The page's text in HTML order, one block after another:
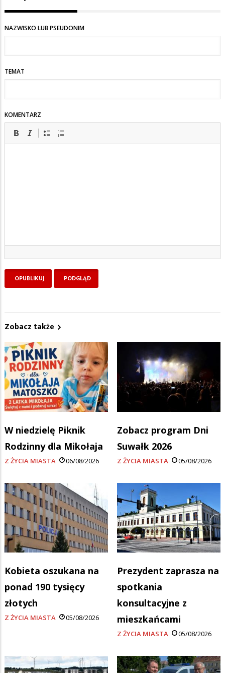
NAZWISKO LUB PSEUDONIM
TEMAT
KOMENTARZ
Zobacz także
W niedzielę Piknik
Rodzinny dla Mikołaja
Z ŻYCIA MIASTA 06/08/2026
Zobacz program Dni
Suwałk 2026
Z ŻYCIA MIASTA 05/08/2026
Kobieta oszukana na
ponad 190 tysięcy
złotych
Z ŻYCIA MIASTA 05/08/2026
Prezydent zaprasza na
spotkania
konsultacyjne z
mieszkańcami
Z ŻYCIA MIASTA 05/08/2026